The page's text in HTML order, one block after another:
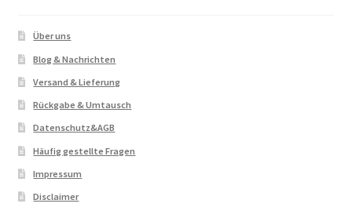
Über uns
Blog & Nachrichten
Versand & Lieferung
Rückgabe & Umtausch
Datenschutz&AGB
Häufig gestellte Fragen
Impressum
Disclaimer